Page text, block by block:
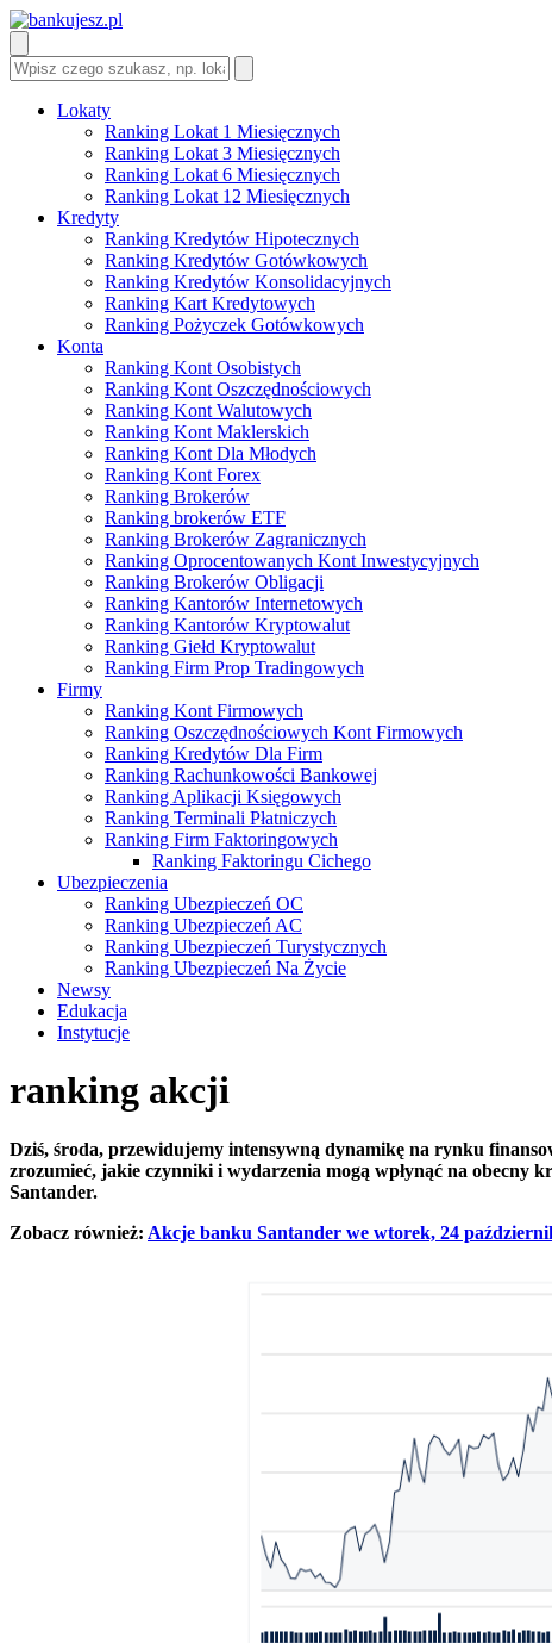
Lokaty
Ranking Lokat 1 Miesięcznych
Ranking Lokat 3 Miesięcznych
Ranking Lokat 6 Miesięcznych
Ranking Lokat 12 Miesięcznych
Kredyty
Ranking Kredytów Hipotecznych
Ranking Kredytów Gotówkowych
Ranking Kredytów Konsolidacyjnych
Ranking Kart Kredytowych
Ranking Pożyczek Gotówkowych
Konta
Ranking Kont Osobistych
Ranking Kont Oszczędnościowych
Ranking Kont Walutowych
Ranking Kont Maklerskich
Ranking Kont Dla Młodych
Ranking Kont Forex
Ranking Brokerów
Ranking brokerów ETF
Ranking Brokerów Zagranicznych
Ranking Oprocentowanych Kont Inwestycyjnych
Ranking Brokerów Obligacji
Ranking Kantorów Internetowych
Ranking Kantorów Kryptowalut
Ranking Giełd Kryptowalut
Ranking Firm Prop Tradingowych
Firmy
Ranking Kont Firmowych
Ranking Oszczędnościowych Kont Firmowych
Ranking Kredytów Dla Firm
Ranking Rachunkowości Bankowej
Ranking Aplikacji Księgowych
Ranking Terminali Płatniczych
Ranking Firm Faktoringowych
Ranking Faktoringu Cichego
Ubezpieczenia
Ranking Ubezpieczeń OC
Ranking Ubezpieczeń AC
Ranking Ubezpieczeń Turystycznych
Ranking Ubezpieczeń Na Życie
Newsy
Edukacja
Instytucje
ranking akcji
Dziś, środa, przewidujemy intensywną dynamikę na rynku
zrozumieć, jakie czynniki i wydarzenia mogą wpłynąć na obecny
Santander.
Zobacz również: Akcje banku Santander we wtorek, 24